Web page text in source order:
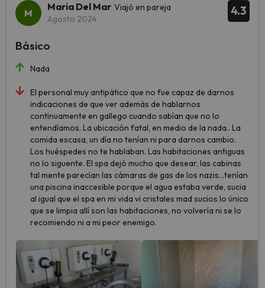
4.3
Maria Del Mar Viajó en pareja
Agosto 2024
Nada
El personal muy antipático que no fue capaz de darnos
indicaciones de que ver además de hablarnos
continuamente en gallego cuando sabían que no lo
entendíamos. La ubicación fatal, en medio de la nada.. La
comida escasa, un día no tenían ni para darnos cambio.
Los huéspedes no te hablaban. Las habitaciones antiguas
no lo siguente. El spa dejó mucho que desear, las cabinas
tal mente parecían las cámaras de gas de los nazis…tenían
una piscina inaccesible porque el agua estaba verde, sucia
al igual que el spa en mi vida vi cristales mad sucios lo único
que se limpia allí son las habitaciones, no volvería ni se lo
recomiendo ni a mi peor enemigo.
Básico